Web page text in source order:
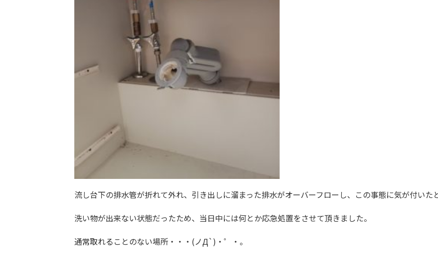
流し台下の排水管が折れて外れ、引き出しに溜まった排水がオーバーフローし、この事態に気が付いた
洗い物が出来ない状態だったため、当日中には何とか応急処置をさせて頂きました。
通常取れることのない場所・・・(ノД`)・゜・。